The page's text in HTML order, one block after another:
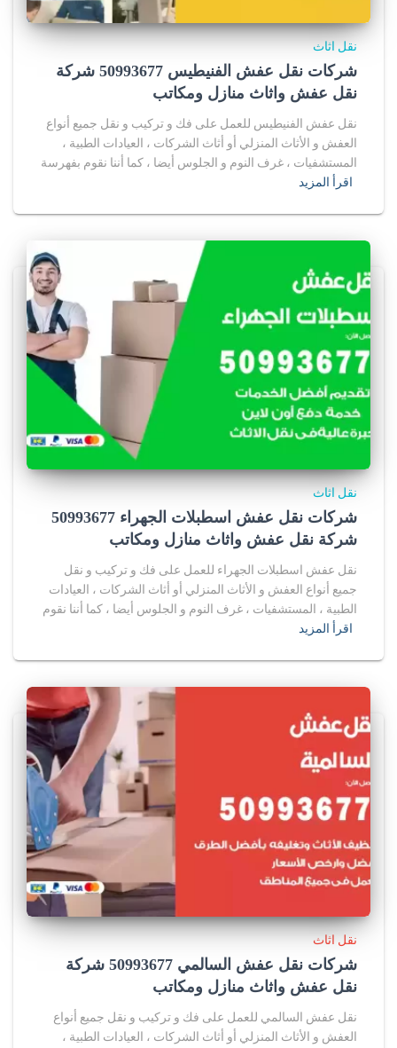
نقل اثاث
شركات نقل عفش الفنيطيس 50993677 شركة
نقل عفش واثاث منازل ومكاتب
نقل عفش الفنيطيس للعمل على فك و تركيب و نقل جميع أنواع
العفش و الأثاث المنزلي أو أثاث الشركات ، العيادات الطبية ،
المستشفيات ، غرف النوم و الجلوس أيضا ، كما أننا نقوم بفهرسة
اقرأ المزيد
نقل اثاث
شركات نقل عفش اسطبلات الجهراء 50993677
شركة نقل عفش واثاث منازل ومكاتب
نقل عفش اسطبلات الجهراء للعمل على فك و تركيب و نقل
جميع أنواع العفش و الأثاث المنزلي أو أثاث الشركات ، العيادات
الطبية ، المستشفيات ، غرف النوم و الجلوس أيضا ، كما أننا نقوم
اقرأ المزيد
نقل اثاث
شركات نقل عفش السالمي 50993677 شركة
نقل عفش واثاث منازل ومكاتب
نقل عفش السالمي للعمل على فك و تركيب و نقل جميع أنواع
العفش و الأثاث المنزلي أو أثاث الشركات ، العيادات الطبية ،